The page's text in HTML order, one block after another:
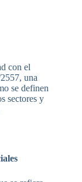
con el
una
se definen
sectores y